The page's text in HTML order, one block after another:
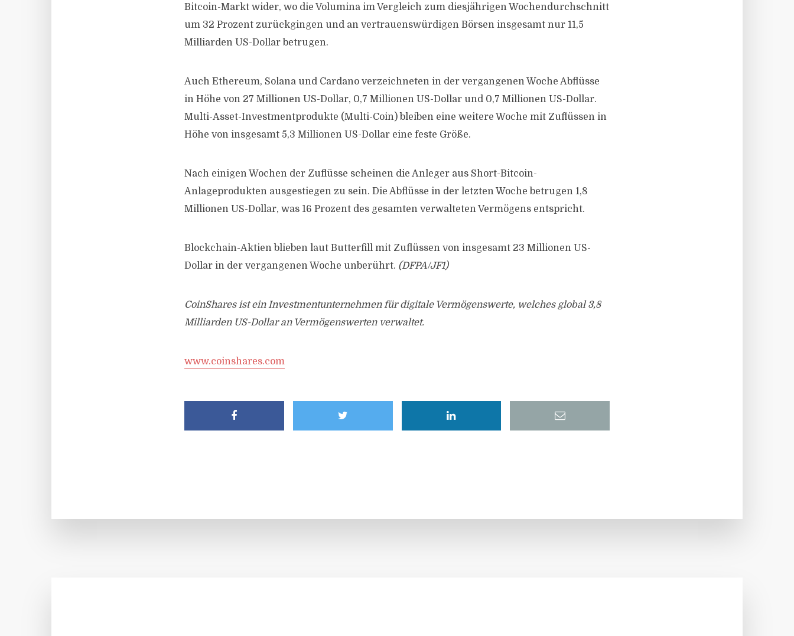
Bitcoin-Markt wider, wo die Volumina im Vergleich zum diesjährigen Wochendurchschnitt
um 32 Prozent zurückgingen und an vertrauenswürdigen Börsen insgesamt nur 11,5
Milliarden US-Dollar betrugen.
Auch Ethereum, Solana und Cardano verzeichneten in der vergangenen Woche Abflüsse
in Höhe von 27 Millionen US-Dollar, 0,7 Millionen US-Dollar und 0,7 Millionen US-Dollar.
Multi-Asset-Investmentprodukte (Multi-Coin) bleiben eine weitere Woche mit Zuflüssen in
Höhe von insgesamt 5,3 Millionen US-Dollar eine feste Größe.
Nach einigen Wochen der Zuflüsse scheinen die Anleger aus Short-Bitcoin-
Anlageprodukten ausgestiegen zu sein. Die Abflüsse in der letzten Woche betrugen 1,8
Millionen US-Dollar, was 16 Prozent des gesamten verwalteten Vermögens entspricht.
Blockchain-Aktien blieben laut Butterfill mit Zuflüssen von insgesamt 23 Millionen US-
Dollar in der vergangenen Woche unberührt. (DFPA/JF1)
CoinShares ist ein Investmentunternehmen für digitale Vermögenswerte, welches global 3,8
Milliarden US-Dollar an Vermögenswerten verwaltet.
www.coinshares.com